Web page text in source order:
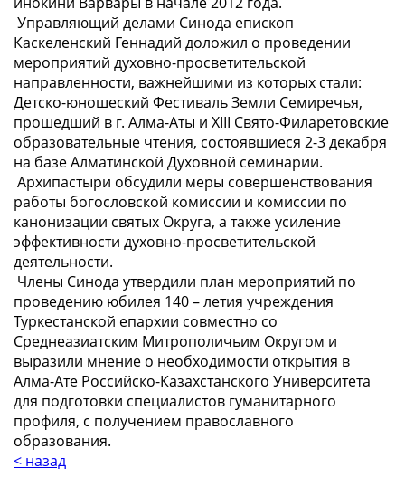
Управляющий делами Синода епископ
Каскеленский Геннадий доложил о проведении
мероприятий духовно-просветительской
направленности, важнейшими из которых стали:
Детско-юношеский Фестиваль Земли Семиречья,
прошедший в г. Алма-Аты и XIII Свято-Филаретовские
образовательные чтения, состоявшиеся 2-3 декабря
на базе Алматинской Духовной семинарии.
Архипастыри обсудили меры совершенствования
работы богословской комиссии и комиссии по
канонизации святых Округа, а также усиление
эффективности духовно-просветительской
деятельности.
Члены Синода утвердили план мероприятий по
проведению юбилея 140 – летия учреждения
Туркестанской епархии совместно со
Среднеазиатским Митрополичьим Округом и
выразили мнение о необходимости открытия в
Алма-Ате Российско-Казахстанского Университета
для подготовки специалистов гуманитарного
профиля, с получением православного
образования.
< назад